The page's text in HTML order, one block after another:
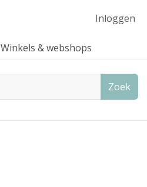
Inloggen
Winkels & webshops
Zoek